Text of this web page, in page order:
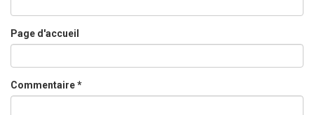
Page d'accueil
Commentaire*